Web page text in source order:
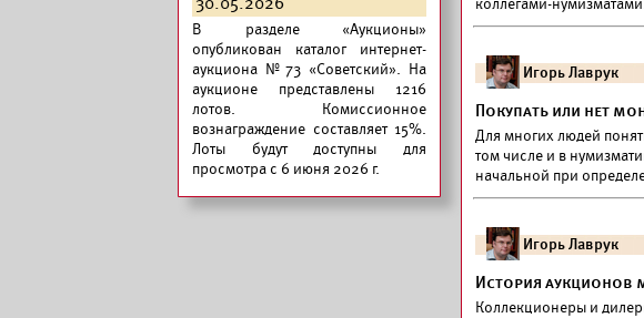
В разделе «Аукционы»
опубликован каталог интернет-
аукциона №73 «Советский». На
аукционе представлены 1216
лотов. Комиссионное
вознаграждение составляет 15%.
Лоты будут доступны для
просмотра с 6 июня 2026 г.
коллегами-
Игорь Лаврук
Покупать или нет
Для многих людей
том числе и в
начальной при
Игорь Лаврук
История аукционов
Коллекционеры и